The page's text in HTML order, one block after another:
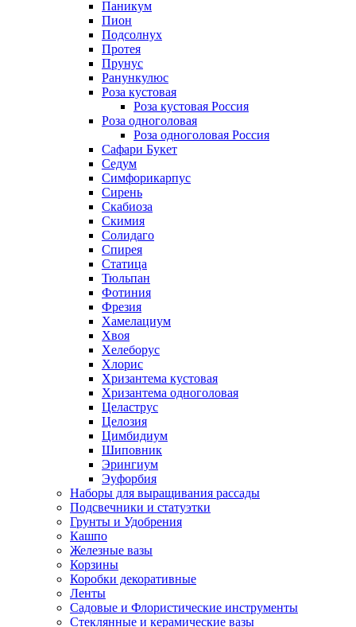
Паникум
Пион
Подсолнух
Протея
Прунус
Ранункулюс
Роза кустовая
Роза кустовая Россия
Роза одноголовая
Роза одноголовая Россия
Сафари Букет
Седум
Симфорикарпус
Сирень
Скабиоза
Скимия
Солидаго
Спирея
Статица
Тюльпан
Фотиния
Фрезия
Хамелациум
Хвоя
Хелеборус
Хлорис
Хризантема кустовая
Хризантема одноголовая
Целаструс
Целозия
Цимбидиум
Шиповник
Эрингиум
Эуфорбия
Наборы для выращивания рассады
Подсвечники и статуэтки
Грунты и Удобрения
Кашпо
Железные вазы
Корзины
Коробки декоративные
Ленты
Садовые и Флористические инструменты
Стеклянные и керамические вазы